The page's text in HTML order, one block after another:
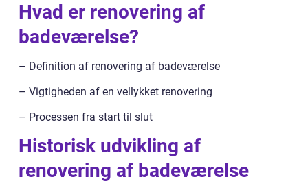
Hvad er renovering af
badeværelse?
– Definition af renovering af badeværelse
– Vigtigheden af en vellykket renovering
– Processen fra start til slut
Historisk udvikling af
renovering af badeværelse